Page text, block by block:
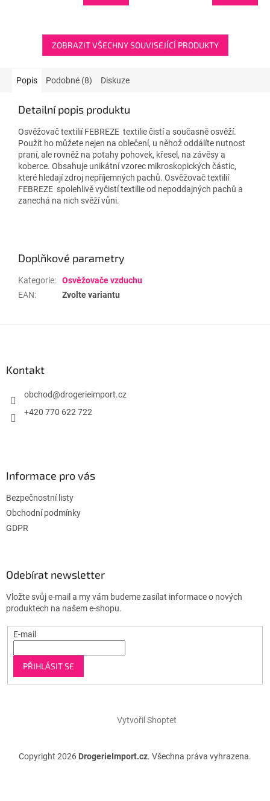
ZOBRAZIT VŠECHNY SOUVISEJÍCÍ PRODUKTY
Popis Podobné (8) Diskuze
Detailní popis produktu
Osvěžovač textilií FEBREZE textilie čistí a současně osvěží.
Použít ho můžete nejen na oblečení, u něhož oddálíte nutnost
praní, ale rovněž na potahy pohovek, křesel, na závěsy a
koberce. Obsahuje unikátní vzorec mikroskopických částic,
které hledají zdroj nepříjemných pachů. Osvěžovač textilií
FEBREZE spolehlivě vyčistí textilie od nepoddajných pachů a
zanechá na nich svěží vůni.
Doplňkové parametry
Kategorie:
Osvěžovače vzduchu
EAN: Zvolte variantu
Kontakt
obchod@drogerieimport.cz
+420 770 622 722
Informace pro vás
Bezpečnostní listy
Obchodní podmínky
GDPR
Odebírat newsletter
Vložte svůj e-mail a my vám budeme zasílat informace o nových
produktech na našem e-shopu.
E-mail
PŘIHLÁSIT SE
Vytvořil Shoptet
Copyright 2026 DrogerieImport.cz. Všechna práva vyhrazena.